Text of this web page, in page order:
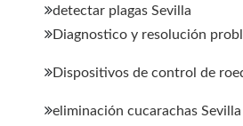
detectar plagas Sevilla
Diagnostico y resolución
Dispositivos de control de
eliminación cucarachas Sevilla